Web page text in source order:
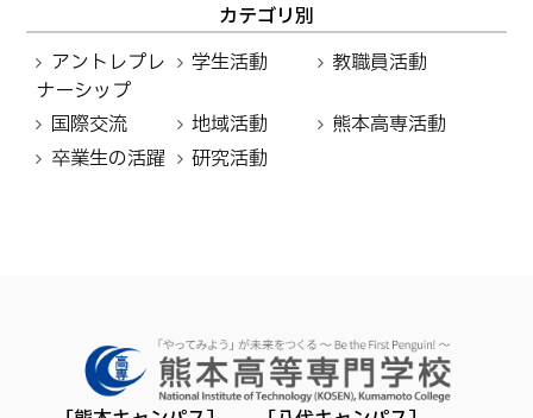
カテゴリ別
アントレプレ
ナーシップ
学生活動 教職員活動
国際交流 地域活動
熊本高専活動
卒業生の活躍
研究活動